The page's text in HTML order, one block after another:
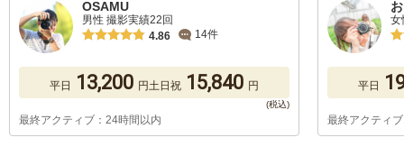
OSAMU
男性 撮影実績22回
4.86
14件
平日 13,200 円土日祝 15,840 円
最終アクティブ：24時間以内
女
平日
最終アクティ